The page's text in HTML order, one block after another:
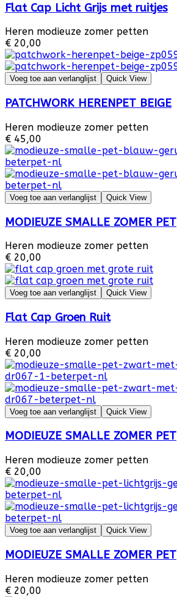
Flat Cap Licht Grijs met ruitjes
Heren modieuze zomer petten
€ 20,00
Voeg toe aan verlanglijst Quick View
PATCHWORK HERENPET BEIGE
Heren modieuze zomer petten
€ 45,00
Voeg toe aan verlanglijst Quick View
MODIEUZE SMALLE ZOMER PET
Heren modieuze zomer petten
€ 20,00
Voeg toe aan verlanglijst Quick View
Flat Cap Groen Ruit
Heren modieuze zomer petten
€ 20,00
Voeg toe aan verlanglijst Quick View
MODIEUZE SMALLE ZOMER PET
Heren modieuze zomer petten
€ 20,00
Voeg toe aan verlanglijst Quick View
MODIEUZE SMALLE ZOMER PET
Heren modieuze zomer petten
€ 20,00